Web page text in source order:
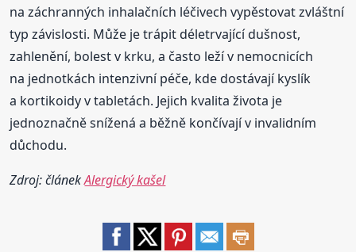
na záchranných inhalačních léčivech vypěstovat zvláštní
typ závislosti. Může je trápit déletrvající dušnost,
zahlenění, bolest v krku, a často leží v nemocnicích
na jednotkách intenzivní péče, kde dostávají kyslík
a kortikoidy v tabletách. Jejich kvalita života je
jednoznačně snížená a běžně končívají v invalidním
důchodu.
Zdroj: článekAlergický kašel